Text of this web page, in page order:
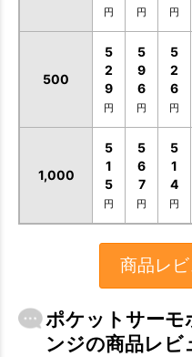
円 円 円
500
5
2
9
円
5
9
6
円
5
2
6
円
1,000
5
1
5
円
5
6
7
円
5
1
4
円
商品レ
ポケットサー
ンジの商品レビ